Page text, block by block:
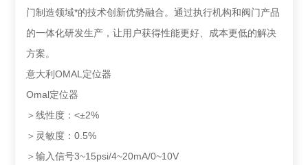
门制造领域*的技术创新优势融合。通过执行机构和阀门产品
的一体化研发生产，让用户获得性能更好、成本更低的解决
方案。
意大利OMAL定位器
Omal定位器
＞线性度：<±2%
＞灵敏度：0.5%
＞输入信号3~15psi/4~20mA/0~10V